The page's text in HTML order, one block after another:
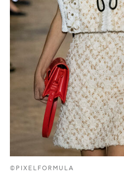
©PIXELFORMULA